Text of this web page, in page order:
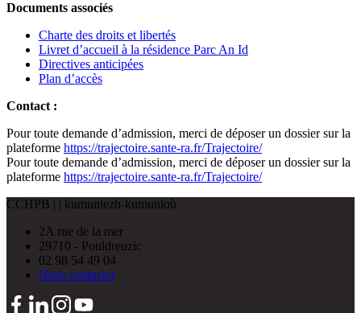
Documents associés
Charte des droits et libertés
Livret d’accueil à la résidence Parc An Id
Directives anticipées
Plan d’accès
Contact :
Pour toute demande d’admission, merci de déposer un dossier sur la
plateforme https://trajectoire.sante-ra.fr/Trajectoire/
Pour toute demande d’admission, merci de déposer un dossier sur la
plateforme https://trajectoire.sante-ra.fr/Trajectoire/
CCHPB | | kumuniezh-kumunioù
2A rue de la mer
29710 - Pouldreuzic
02 98 54 49 04
Nous contacter